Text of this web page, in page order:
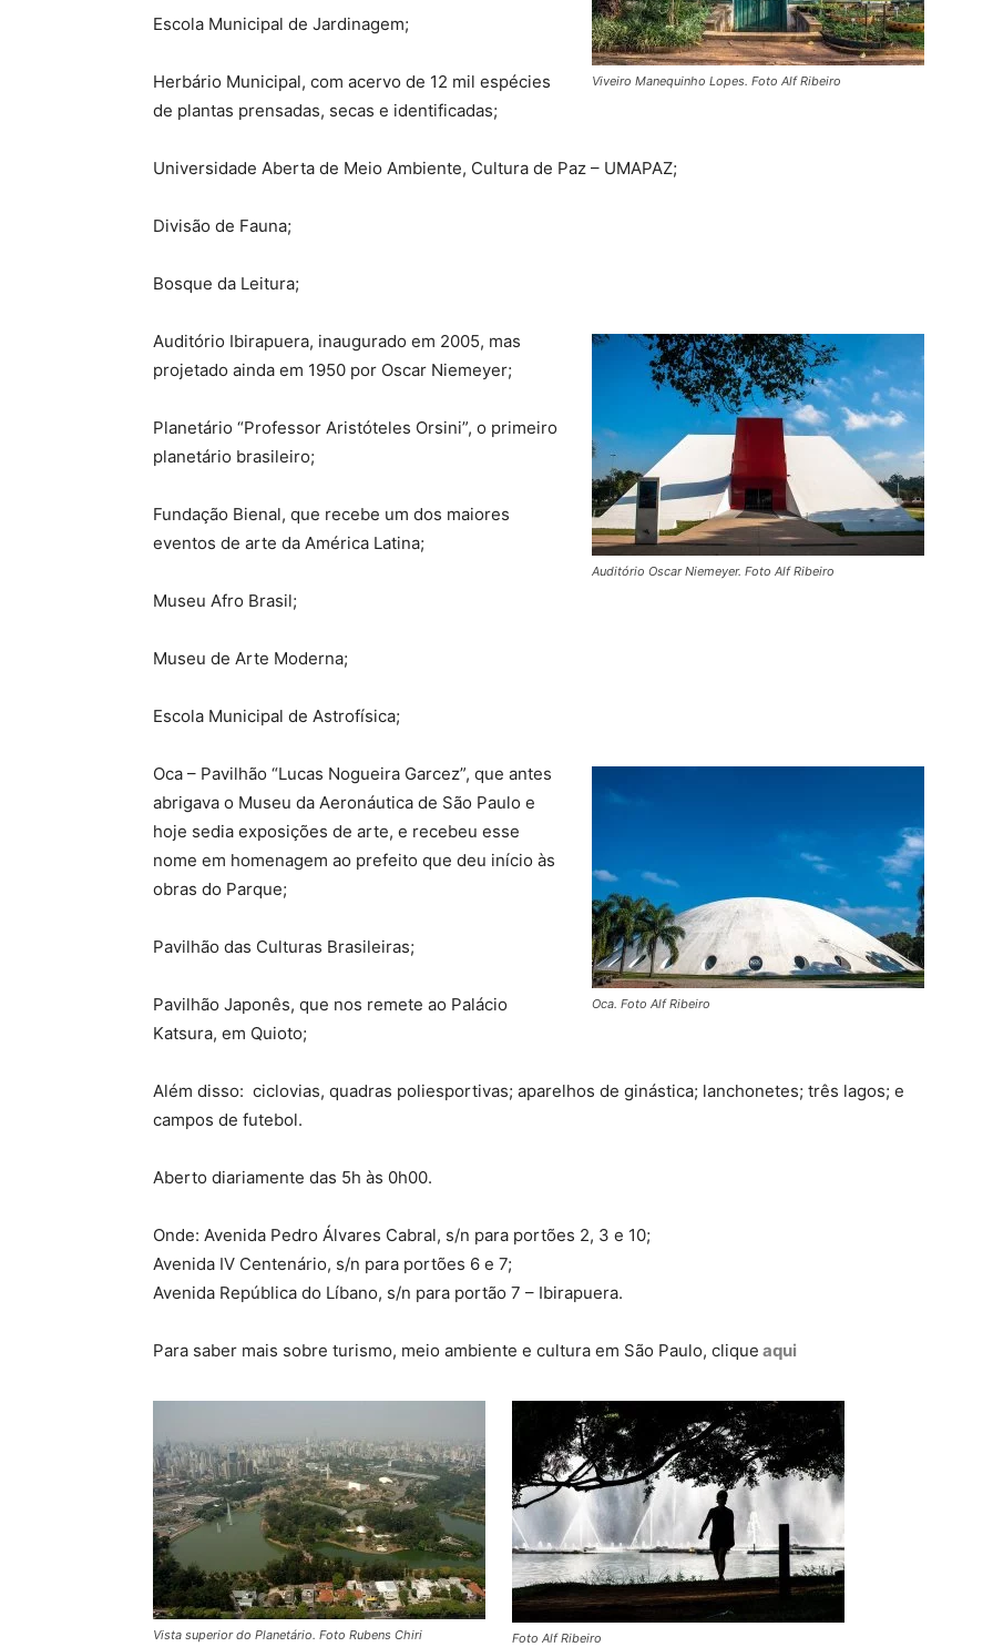
Viveiro Manequinho Lopes. Foto Alf Ribeiro
Escola Municipal de Jardinagem;
Herbário Municipal, com acervo de 12 mil espécies
de plantas prensadas, secas e identificadas;
Universidade Aberta de Meio Ambiente, Cultura de Paz – UMAPAZ;
Divisão de Fauna;
Bosque da Leitura;
Auditório Oscar Niemeyer. Foto Alf Ribeiro
Auditório Ibirapuera, inaugurado em 2005, mas
projetado ainda em 1950 por Oscar Niemeyer;
Planetário “Professor Aristóteles Orsini”, o primeiro
planetário brasileiro;
Fundação Bienal, que recebe um dos maiores
eventos de arte da América Latina;
Museu Afro Brasil;
Museu de Arte Moderna;
Escola Municipal de Astrofísica;
Oca. Foto Alf Ribeiro
Oca – Pavilhão “Lucas Nogueira Garcez”, que antes
abrigava o Museu da Aeronáutica de São Paulo e
hoje sedia exposições de arte, e recebeu esse
nome em homenagem ao prefeito que deu início às
obras do Parque;
Pavilhão das Culturas Brasileiras;
Pavilhão Japonês, que nos remete ao Palácio
Katsura, em Quioto;
Além disso: ciclovias, quadras poliesportivas; aparelhos de ginástica; lanchonetes; três lagos; e
campos de futebol.
Aberto diariamente das 5h às 0h00.
Onde: Avenida Pedro Álvares Cabral, s/n para portões 2, 3 e 10;
Avenida IV Centenário, s/n para portões 6 e 7;
Avenida República do Líbano, s/n para portão 7 – Ibirapuera.
Para saber mais sobre turismo, meio ambiente e cultura em São Paulo, clique aqui
Vista superior do Planetário. Foto Rubens Chiri Foto Alf Ribeiro